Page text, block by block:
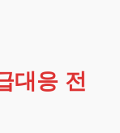
대응 전